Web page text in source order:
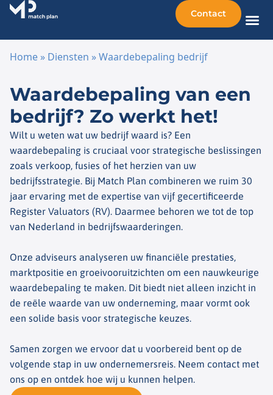
Contact
Home » Diensten »Waardebepaling bedrijf
Waardebepaling van een
bedrijf? Zo werkt het!
Wilt u weten wat uw bedrijf waard is? Een
waardebepaling is cruciaal voor strategische beslissingen
zoals verkoop, fusies of het herzien van uw
bedrijfsstrategie. Bij Match Plan combineren we ruim 30
jaar ervaring met de expertise van vijf gecertificeerde
Register Valuators (RV). Daarmee behoren we tot de top
van Nederland in bedrijfswaarderingen.
Onze adviseurs analyseren uw financiële prestaties,
marktpositie en groeivooruitzichten om een nauwkeurige
waardebepaling te maken. Dit biedt niet alleen inzicht in
de reële waarde van uw onderneming, maar vormt ook
een solide basis voor strategische keuzes.
Samen zorgen we ervoor dat u voorbereid bent op de
volgende stap in uw ondernemersreis. Neem contact met
ons op en ontdek hoe wij u kunnen helpen.